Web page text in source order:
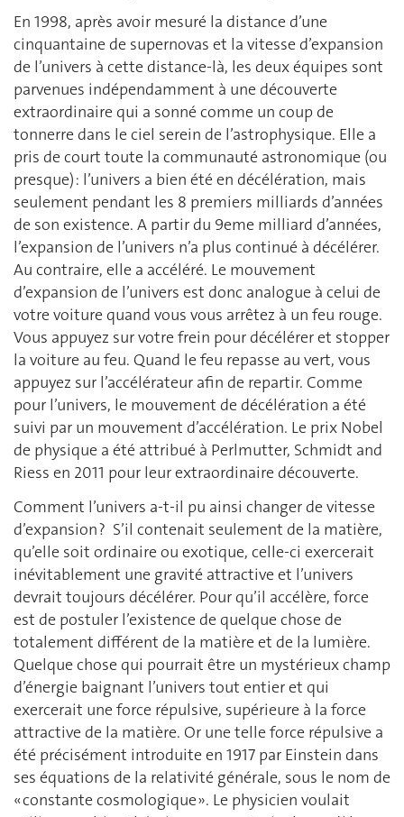
En 1998, après avoir mesuré la distance d’une
cinquantaine de supernovas et la vitesse d’expansion
de l’univers à cette distance-là, les deux équipes sont
parvenues indépendamment à une découverte
extraordinaire qui a sonné comme un coup de
tonnerre dans le ciel serein de l’astrophysique. Elle a
pris de court toute la communauté astronomique (ou
presque) : l’univers a bien été en décélération, mais
seulement pendant les 8 premiers milliards d’années
de son existence. A partir du 9eme milliard d’années,
l’expansion de l’univers n’a plus continué à décélérer.
Au contraire, elle a accéléré. Le mouvement
d’expansion de l’univers est donc analogue à celui de
votre voiture quand vous vous arrêtez à un feu rouge.
Vous appuyez sur votre frein pour décélérer et stopper
la voiture au feu. Quand le feu repasse au vert, vous
appuyez sur l’accélérateur afin de repartir. Comme
pour l’univers, le mouvement de décélération a été
suivi par un mouvement d’accélération. Le prix Nobel
de physique a été attribué à Perlmutter, Schmidt and
Riess en 2011 pour leur extraordinaire découverte.
Comment l’univers a-t-il pu ainsi changer de vitesse
d’expansion ? S’il contenait seulement de la matière,
qu’elle soit ordinaire ou exotique, celle-ci exercerait
inévitablement une gravité attractive et l’univers
devrait toujours décélérer. Pour qu’il accélère, force
est de postuler l’existence de quelque chose de
totalement différent de la matière et de la lumière.
Quelque chose qui pourrait être un mystérieux champ
d’énergie baignant l’univers tout entier et qui
exercerait une force répulsive, supérieure à la force
attractive de la matière. Or une telle force répulsive a
été précisément introduite en 1917 par Einstein dans
ses équations de la relativité générale, sous le nom de
« constante cosmologique ». Le physicien voulait